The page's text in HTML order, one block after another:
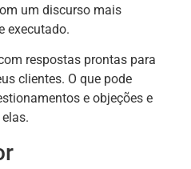
um discurso mais
executado.
respostas prontas para
clientes. O que pode
e objeções e